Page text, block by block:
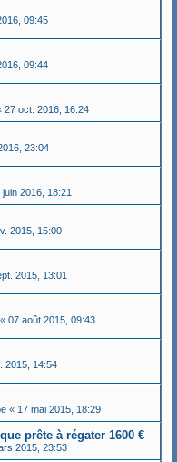
09:45
09:44
27 oct. 2016, 16:24
23:04
juin 2016, 18:21
2015, 15:00
2015, 13:01
« 07 août 2015, 09:43
2015, 14:54
« 17 mai 2015, 18:29
prête à régater 1600 €
2015, 23:53